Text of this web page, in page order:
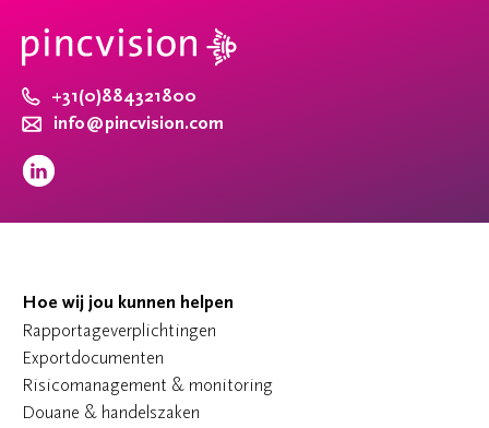
+31(0)884321800
info@pincvision.com
Hoe wij jou kunnen helpen
Rapportageverplichtingen
Exportdocumenten
Risicomanagement & monitoring
Douane & handelszaken